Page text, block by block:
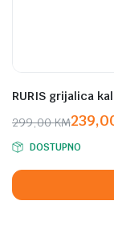
RURIS grijalica
299,00KM
Original
price
was:
299,00 KM.
Current
price
is:
239,00 KM.
DOSTUPNO